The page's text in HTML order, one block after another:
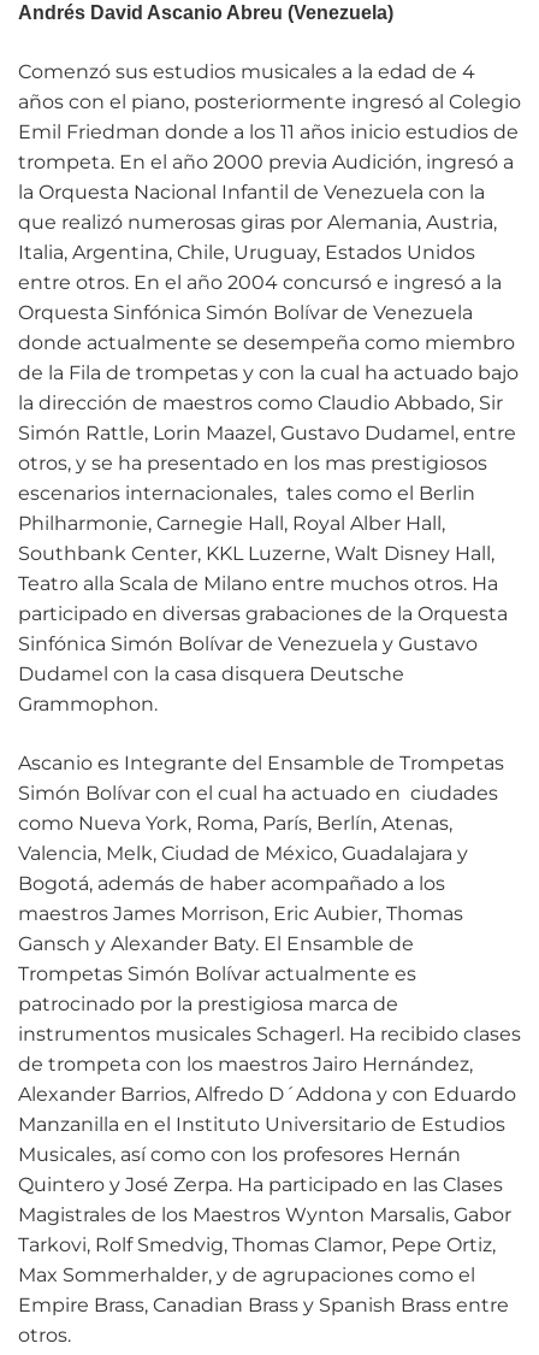
Andrés David Ascanio Abreu (Venezuela)
Comenzó sus estudios musicales a la edad de 4
años con el piano, posteriormente ingresó al Colegio
Emil Friedman donde a los 11 años inicio estudios de
trompeta. En el año 2000 previa Audición, ingresó a
la Orquesta Nacional Infantil de Venezuela con la
que realizó numerosas giras por Alemania, Austria,
Italia, Argentina, Chile, Uruguay, Estados Unidos
entre otros. En el año 2004 concursó e ingresó a la
Orquesta Sinfónica Simón Bolívar de Venezuela
donde actualmente se desempeña como miembro
de la Fila de trompetas y con la cual ha actuado bajo
la dirección de maestros como Claudio Abbado, Sir
Simón Rattle, Lorin Maazel, Gustavo Dudamel, entre
otros, y se ha presentado en los mas prestigiosos
escenarios internacionales, tales como el Berlin
Philharmonie, Carnegie Hall, Royal Alber Hall,
Southbank Center, KKL Luzerne, Walt Disney Hall,
Teatro alla Scala de Milano entre muchos otros. Ha
participado en diversas grabaciones de la Orquesta
Sinfónica Simón Bolívar de Venezuela y Gustavo
Dudamel con la casa disquera Deutsche
Grammophon.
Ascanio es Integrante del Ensamble de Trompetas
Simón Bolívar con el cual ha actuado en ciudades
como Nueva York, Roma, París, Berlín, Atenas,
Valencia, Melk, Ciudad de México, Guadalajara y
Bogotá, además de haber acompañado a los
maestros James Morrison, Eric Aubier, Thomas
Gansch y Alexander Baty. El Ensamble de
Trompetas Simón Bolívar actualmente es
patrocinado por la prestigiosa marca de
instrumentos musicales Schagerl. Ha recibido clases
de trompeta con los maestros Jairo Hernández,
Alexander Barrios, Alfredo D´Addona y con Eduardo
Manzanilla en el Instituto Universitario de Estudios
Musicales, así como con los profesores Hernán
Quintero y José Zerpa. Ha participado en las Clases
Magistrales de los Maestros Wynton Marsalis, Gabor
Tarkovi, Rolf Smedvig, Thomas Clamor, Pepe Ortiz,
Max Sommerhalder, y de agrupaciones como el
Empire Brass, Canadian Brass y Spanish Brass entre
otros.